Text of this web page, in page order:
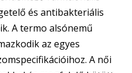
és antibakteriális
A termo alsónemű
az egyes
A női